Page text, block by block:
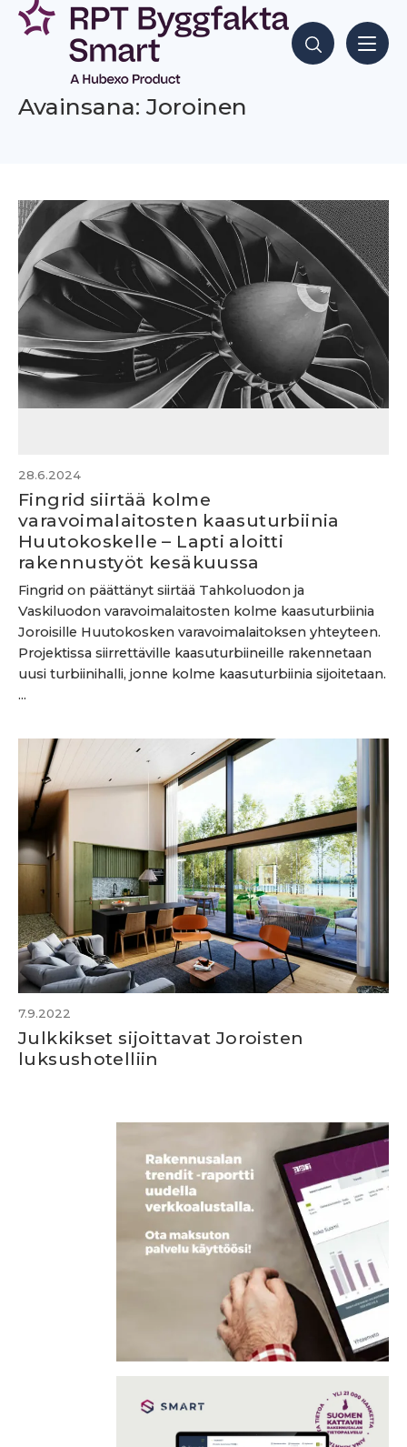
Siirry
sisältöön
Hae sisältöjä
Avainsana: Joroinen
28.6.2024
Fingrid siirtää kolme
varavoimalaitosten kaasuturbiinia
Huutokoskelle – Lapti aloitti
rakennustyöt kesäkuussa
Fingrid on päättänyt siirtää Tahkoluodon ja
Vaskiluodon varavoimalaitosten kolme kaasuturbiinia
Joroisille Huutokosken varavoimalaitoksen yhteyteen.
Projektissa siirrettäville kaasuturbiineille rakennetaan
uusi turbiinihalli, jonne kolme kaasuturbiinia sijoitetaan.
...
7.9.2022
Julkkikset sijoittavat Joroisten
luksushotelliin